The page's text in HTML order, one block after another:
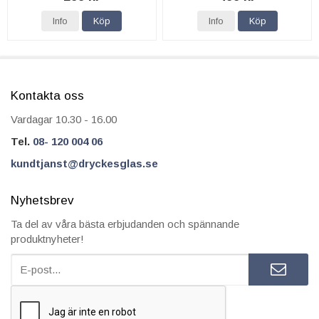
Info Köp Info Köp
Kontakta oss
Vardagar 10.30 - 16.00
Tel. 08- 120 004 06
kundtjanst@dryckesglas.se
Nyhetsbrev
Ta del av våra bästa erbjudanden och spännande
produktnyheter!